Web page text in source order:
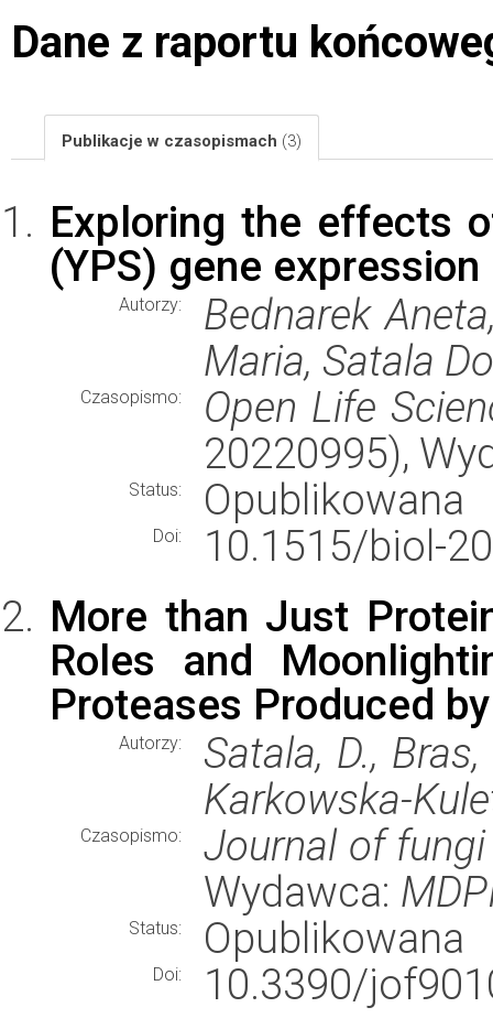
Dane z raportu
Publikacje w czasopismach (3)
Exploring the effects
(YPS) gene
Autorzy:
Bednarek
Maria, Satala
Czasopismo:
Open Life
20220995),
Status: Opublikowana
Doi:
10.1515/biol-
More than Just
Roles and
Proteases Produced
Autorzy:
Satala, D.,
Karkowska-
Czasopismo: Journal of fungi
Wydawca:
Status: Opublikowana
Doi:
10.3390/